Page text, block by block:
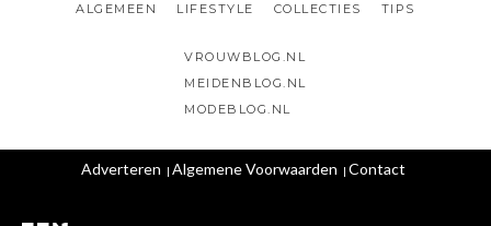
ALGEMEEN LIFESTYLE COLLECTIES TIPS
VROUWBLOG.NL
MEIDENBLOG.NL
MODEBLOG.NL
Adverteren Algemene Voorwaarden Contact